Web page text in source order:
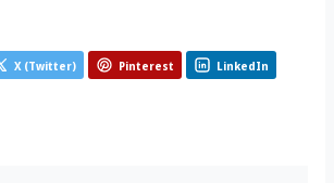
X (Twitter) Pinterest LinkedIn